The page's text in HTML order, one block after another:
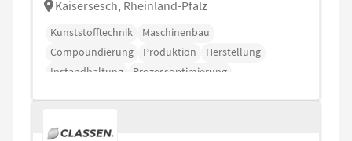
Kaisersesch, Rheinland-Pfalz
Kunststofftechnik
Maschinenbau
Compoundierung
Produktion
Herstellung
Instandhaltung
Prozessoptimierung